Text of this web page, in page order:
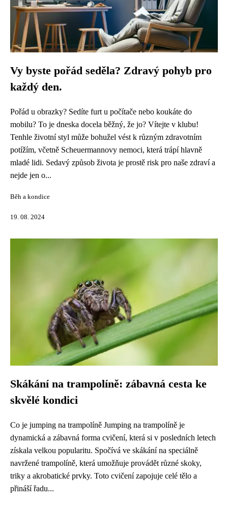
Vy byste pořád seděla? Zdravý pohyb pro
každý den.
Pořád u obrazky? Sedíte furt u počítače nebo koukáte do
mobilu? To je dneska docela běžný, že jo? Vítejte v klubu!
Tenhle životní styl může bohužel vést k různým zdravotním
potížím, včetně Scheuermannovy nemoci, která trápí hlavně
mladé lidi. Sedavý způsob života je prostě risk pro naše zdraví a
nejde jen o...
Běh a kondice
19. 08. 2024
Skákání na trampolíně: zábavná cesta ke
skvělé kondici
Co je jumping na trampolíně Jumping na trampolíně je
dynamická a zábavná forma cvičení, která si v posledních letech
získala velkou popularitu. Spočívá ve skákání na speciálně
navržené trampolíně, která umožňuje provádět různé skoky,
triky a akrobatické prvky. Toto cvičení zapojuje celé tělo a
přináší řadu...